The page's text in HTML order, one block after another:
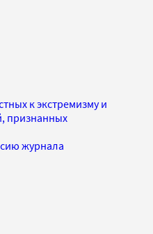
к экстремизму и
признанных
журнала